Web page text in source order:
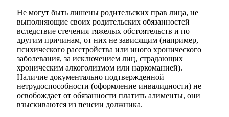
Не могут быть лишены родительских прав лица, не
выполняющие своих родительских обязанностей
вследствие стечения тяжелых обстоятельств и по
другим причинам, от них не зависящим (например,
психического расстройства или иного хронического
заболевания, за исключением лиц, страдающих
хроническим алкоголизмом или наркоманией).
Наличие документально подтвержденной
нетрудоспособности (оформление инвалидности) не
освобождает от обязанности платить алименты, они
взыскиваются из пенсии должника.